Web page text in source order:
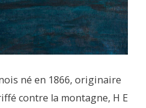
né en 1866, originaire
contre la montagne, H E